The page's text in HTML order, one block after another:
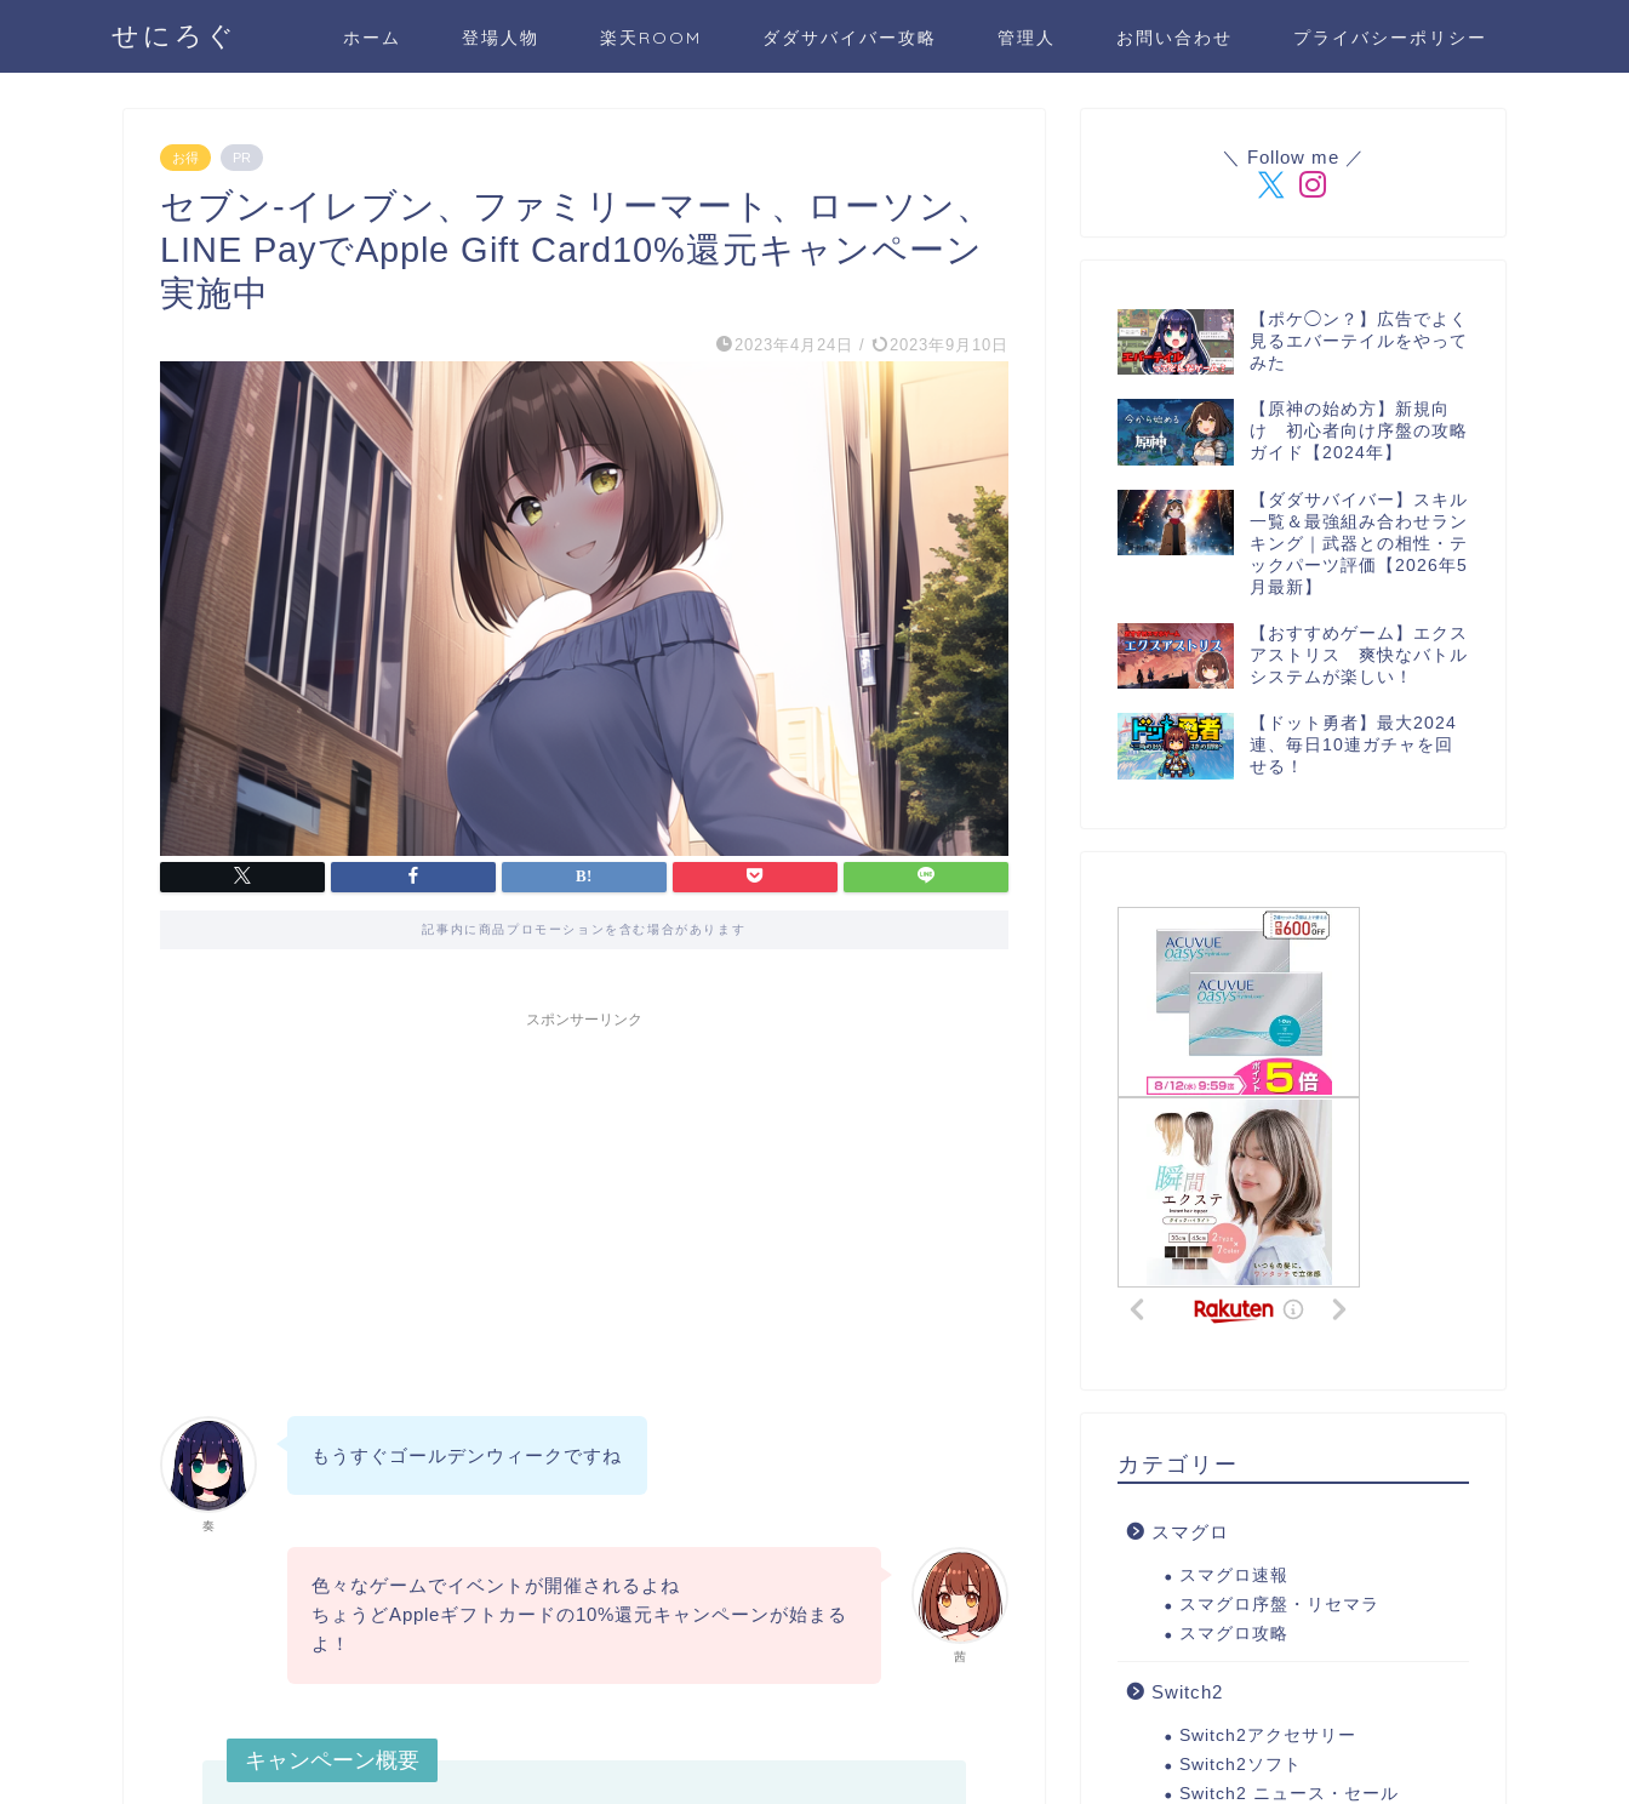
せにろぐ ホーム 登場人物 楽天ROOM ダダサバイバー攻略 管理人 お問い合わせ プライバシーポリシー
お得 PR
セブン-イレブン、ファミリーマート、ローソン、
LINE PayでApple Gift Card10%還元キャンペーン
実施中
2023年4月24日 / 2023年9月10日
記事内に商品プロモーションを含む場合があります
スポンサーリンク
奏
もうすぐゴールデンウィークですね
茜
色々なゲームでイベントが開催されるよね
ちょうどAppleギフトカードの10%還元キャンペーンが始まる
よ！
キャンペーン概要
＼ Follow me ／
【ポケ◯ン？】広告でよく
見るエバーテイルをやって
みた
【原神の始め方】新規向
け 初心者向け序盤の攻略
ガイド【2024年】
【ダダサバイバー】スキル
一覧＆最強組み合わせラン
キング｜武器との相性・テ
ックパーツ評価【2026年5
月最新】
【おすすめゲーム】エクス
アストリス 爽快なバトル
システムが楽しい！
【ドット勇者】最大2024
連、毎日10連ガチャを回
せる！
カテゴリー
スマグロ
スマグロ速報
スマグロ序盤・リセマラ
スマグロ攻略
Switch2
Switch2アクセサリー
Switch2ソフト
Switch2 ニュース・セール